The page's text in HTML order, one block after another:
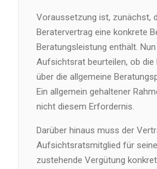
Voraussetzung ist, zunächst,
Beratervertrag eine konkrete
Beratungsleistung enthält.
Aufsichtsrat beurteilen, ob die
über die allgemeine
Ein allgemein gehaltener
nicht diesem Erfordernis.
Darüber hinaus muss der
Aufsichtsratsmitglied für
zustehende Vergütung